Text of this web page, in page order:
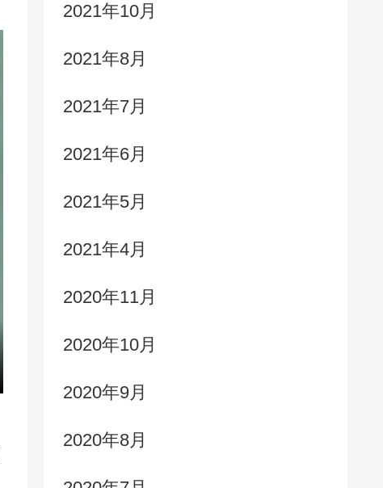
2021年10月
2021年8月
2021年7月
2021年6月
2021年5月
2021年4月
2020年11月
2020年10月
2020年9月
2020年8月